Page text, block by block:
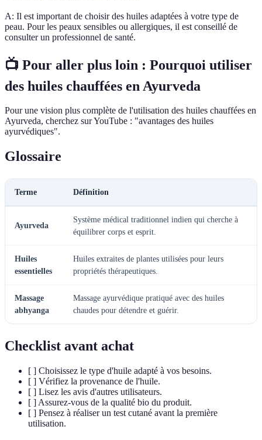
A: Il est important de choisir des huiles adaptées à votre type de
peau. Pour les peaux sensibles ou allergiques, il est conseillé de
consulter un professionnel de santé.
📺 Pour aller plus loin : Pourquoi utiliser
des huiles chauffées en Ayurveda
Pour une vision plus complète de l'utilisation des huiles chauffées en
Ayurveda, cherchez sur YouTube : "avantages des huiles
ayurvédiques".
Glossaire
Terme Définition
Ayurveda
Système médical traditionnel indien qui cherche à
équilibrer corps et esprit.
Huiles
essentielles
Huiles extraites de plantes utilisées pour leurs
propriétés thérapeutiques.
Massage
abhyanga
Massage ayurvédique pratiqué avec des huiles
chaudes pour détendre et guérir.
Checklist avant achat
[ ] Choisissez le type d'huile adapté à vos besoins.
[ ] Vérifiez la provenance de l'huile.
[ ] Lisez les avis d'autres utilisateurs.
[ ] Assurez-vous de la qualité bio du produit.
[ ] Pensez à réaliser un test cutané avant la première
utilisation.